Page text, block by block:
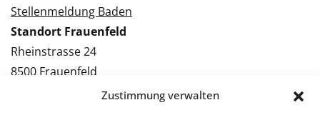
Zustimmung verwalten
Stellenmeldung Baden
Standort Frauenfeld
Rheinstrasse 24
8500 Frauenfeld
Tel.: 052 224 09 09